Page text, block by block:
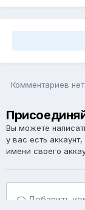
Комментариев нет
Вы можете
у вас есть аккаунт,
имени своего
Добавить